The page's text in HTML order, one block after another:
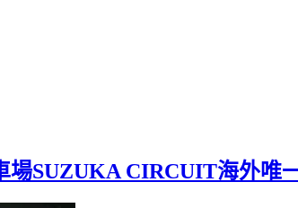
場SUZUKA CIRCUIT海外唯